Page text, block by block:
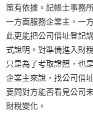
策有依據。記帳士事務
一方面服務企業主，一
此更能把公司借址登記
式說明。對準備進入財
只是為了考取證照，也
企業主來說，找公司借
要問對方能否看見公司
財稅變化。